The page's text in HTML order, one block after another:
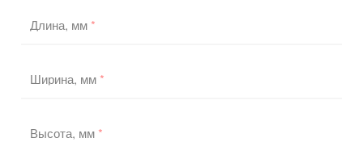
Длина, мм*
Ширина, мм*
Высота, мм*